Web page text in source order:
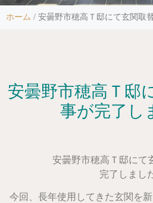
ホーム / 安曇野市穂高Ｔ邸にて玄関取
安曇野市穂高Ｔ邸
事が完了し
安曇野市穂高Ｔ邸にて
完了しまし
今回、長年使用してきた玄関を